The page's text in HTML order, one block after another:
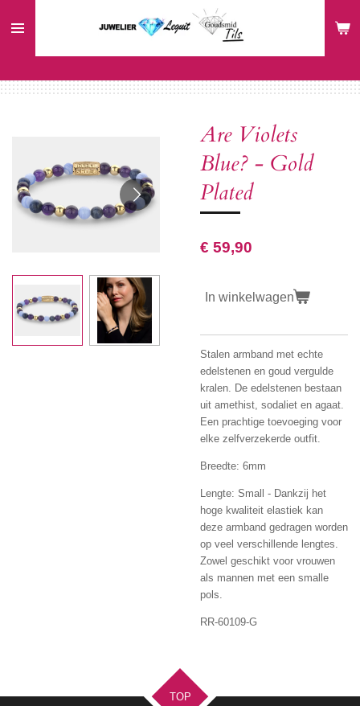
direct
hoofdinhoud
Are Violets
Blue? - Gold
Plated
€ 59,90
In winkelwagen
Stalen armband met echte
edelstenen en goud vergulde
kralen. De edelstenen bestaan
uit amethist, sodaliet en agaat.
Een prachtige toevoeging voor
elke zelfverzekerde outfit.
Breedte: 6mm
Lengte: Small - Dankzij het
hoge kwaliteit elastiek kan
deze armband gedragen worden
op veel verschillende lengtes.
Zowel geschikt voor vrouwen
als mannen met een smalle
pols.
RR-60109-G
TOP